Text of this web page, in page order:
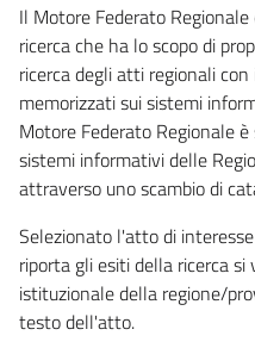
Il Motore Federato
ricerca che ha lo scopo di
ricerca degli atti regionali
memorizzati sui sistemi
Motore Federato Regionale
sistemi informativi delle
attraverso uno scambio di
Selezionato l'atto di
riporta gli esiti della ricerca
istituzionale della regione/
testo dell'atto.